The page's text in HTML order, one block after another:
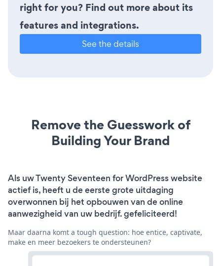
right for you? Find out more about its
features and integrations.
See the details
Remove the Guesswork of
Building Your Brand
Als uw Twenty Seventeen for WordPress website
actief is, heeft u de eerste grote uitdaging
overwonnen bij het opbouwen van de online
aanwezigheid van uw bedrijf. gefeliciteerd!
Maar daarna komt a tough question: hoe entice, captivate,
make en meer bezoekers te ondersteunen?